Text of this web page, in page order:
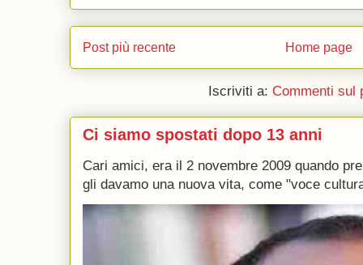
Post più recente Home page
Iscriviti a: Commenti sul
Ci siamo spostati dopo 13 anni
Cari amici, era il 2 novembre 2009 quando
gli davamo una nuova vita, come "voce